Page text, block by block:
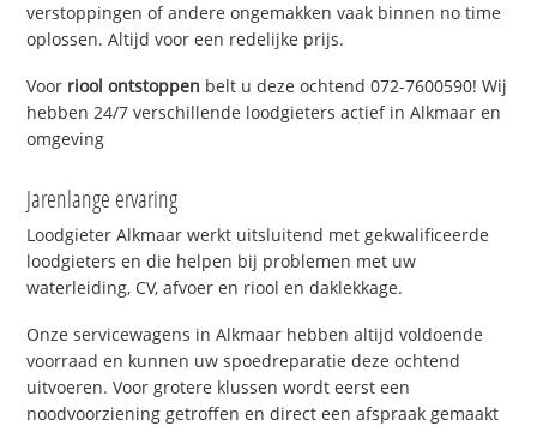
verstoppingen of andere ongemakken vaak binnen no time
oplossen. Altijd voor een redelijke prijs.
Voor riool ontstoppen belt u deze ochtend 072-7600590! Wij
hebben 24/7 verschillende loodgieters actief in Alkmaar en
omgeving
Jarenlange ervaring
Loodgieter Alkmaar werkt uitsluitend met gekwalificeerde
loodgieters en die helpen bij problemen met uw
waterleiding, CV, afvoer en riool en daklekkage.
Onze servicewagens in Alkmaar hebben altijd voldoende
voorraad en kunnen uw spoedreparatie deze ochtend
uitvoeren. Voor grotere klussen wordt eerst een
noodvoorziening getroffen en direct een afspraak gemaakt